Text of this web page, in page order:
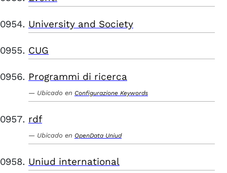
University and Society
CUG
Programmi di ricerca
Ubicado en Configurazione Keywords
rdf
Ubicado en OpenData Uniud
Uniud international